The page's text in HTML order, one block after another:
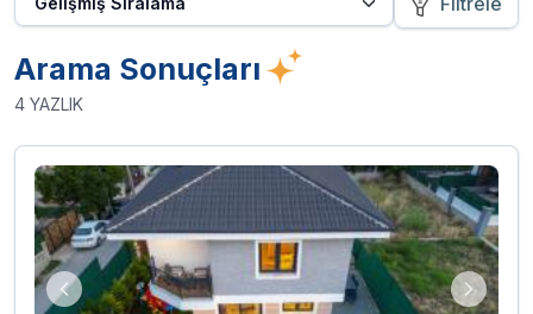
Arama Sonuçları
4 YAZLIK